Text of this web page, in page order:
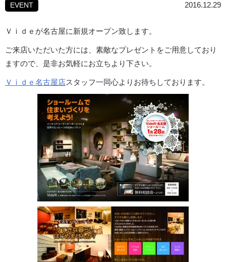
EVENT 2016.12.29
Ｖｉｄｅが名古屋に新規オープン致します。
ご来店いただいた方には、素敵なプレゼントをご用意しており
ますので、是非お気軽にお立ちより下さい。
Ｖｉｄｅ名古屋店スタッフ一同心よりお待ちしております。